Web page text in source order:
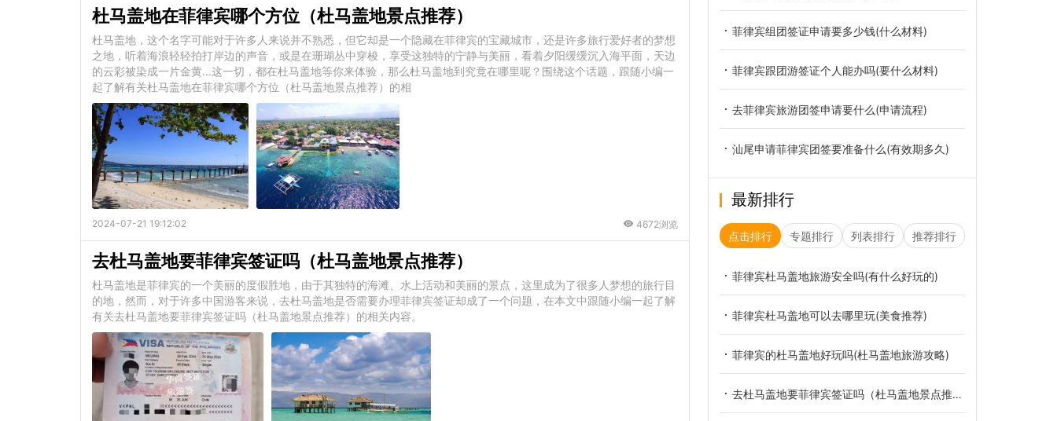
杜马盖地在菲律宾哪个方位（杜马盖地景点推荐）
杜马盖地，这个名字可能对于许多人来说并不熟悉，但它却是一个隐藏在菲律宾的宝藏城市，还是许多旅行爱好者的梦想
之地，听着海浪轻轻拍打岸边的声音，或是在珊瑚丛中穿梭，享受这独特的宁静与美丽，看着夕阳缓缓沉入海平面，天边
的云彩被染成一片金黄...这一切，都在杜马盖地等你来体验，那么杜马盖地到究竟在哪里呢？围绕这个话题，跟随小编一
起了解有关杜马盖地在菲律宾哪个方位（杜马盖地景点推荐）的相
2024-07-21 19:12:02 4672浏览
去杜马盖地要菲律宾签证吗（杜马盖地景点推荐）
杜马盖地是菲律宾的一个美丽的度假胜地，由于其独特的海滩、水上活动和美丽的景点，这里成为了很多人梦想的旅行目
的地，然而，对于许多中国游客来说，去杜马盖地是否需要办理菲律宾签证却成了一个问题，在本文中跟随小编一起了解
有关去杜马盖地要菲律宾签证吗（杜马盖地景点推荐）的相关内容。
菲律宾组团签证申请要多少钱(什么材料)
菲律宾跟团游签证个人能办吗(要什么材料)
去菲律宾旅游团签申请要什么(申请流程)
汕尾申请菲律宾团签要准备什么(有效期多久)
最新排行
点击排行 专题排行 列表排行 推荐排行
菲律宾杜马盖地旅游安全吗(有什么好玩的)
菲律宾杜马盖地可以去哪里玩(美食推荐)
菲律宾的杜马盖地好玩吗(杜马盖地旅游攻略)
去杜马盖地要菲律宾签证吗（杜马盖地景点推荐）